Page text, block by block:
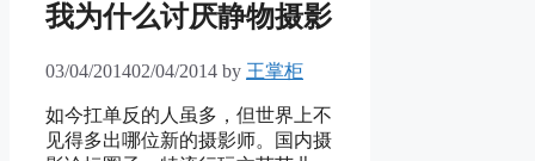
我为什么讨厌静物摄影
03/04/201402/04/2014 by 王掌柜
如今扛单反的人虽多，但世界上不
见得多出哪位新的摄影师。国内摄